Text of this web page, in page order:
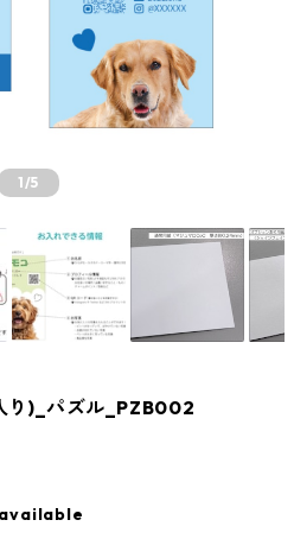
1/5
り)_パズル_PZB002